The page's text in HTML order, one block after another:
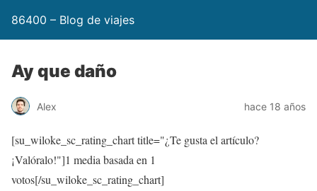
86400 – Blog de viajes
Ay que daño
Alex hace 18 años
[su_wiloke_sc_rating_chart title="¿Te gusta el artículo?
¡Valóralo!"]1 media basada en 1
votos[/su_wiloke_sc_rating_chart]